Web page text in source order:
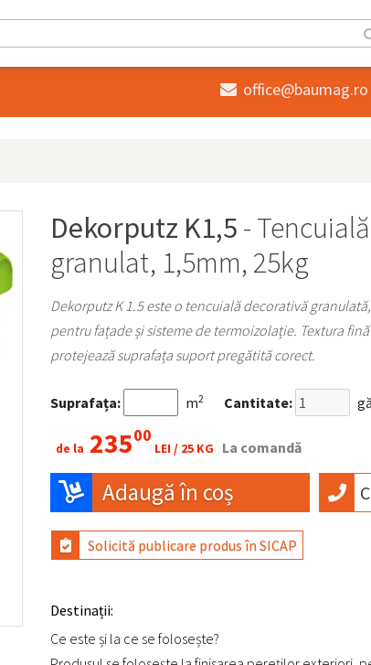
 office@baumag.ro
Dekorputz K1,5 -
granulat, 1,5mm, 25kg
Dekorputz K 1.5 este o tencuială decorativă
pentru fațade și sisteme de termoizolație. Textura
protejează suprafața suport pregătită corect.
Suprafața: m2 Cantitate:
de la 23500
LEI / 25 KG La comandă
Adaugă în coș
Solicită publicare produs în SICAP
Destinații:
Ce este și la ce se folosește?